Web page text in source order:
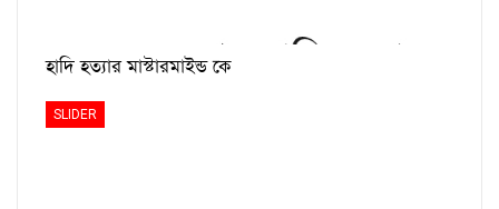
হাদি হত্যার মাস্টারমাইন্ড কে
SLIDER